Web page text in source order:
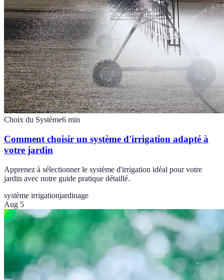
Choix du Système6 min
Comment choisir un système d'irrigation adapté à
votre jardin
Apprenez à sélectionner le système d'irrigation idéal pour votre
jardin avec notre guide pratique détaillé.
système irrigationjardinage
Aug 5